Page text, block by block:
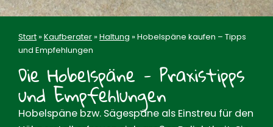
Start »Kaufberater »Haltung »Hobelspäne kaufen – Tipps
und Empfehlungen
Die Hobelspäne - Praxistipps
und Empfehlungen
Hobelspäne bzw. Sägespäne als Einstreu für den